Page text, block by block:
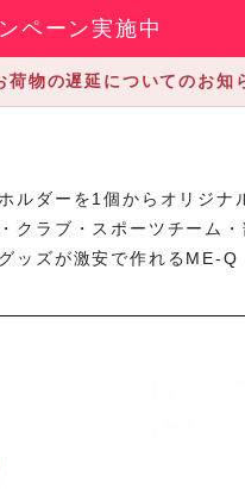
ペーン実施中
荷物の遅延についてのお知
ルダーを1個からオリジナ
クラブ・スポーツチーム
ッズが激安で作れるME-Q